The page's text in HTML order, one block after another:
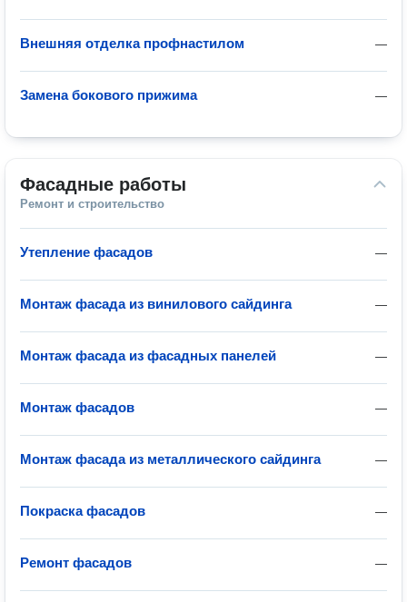
—
Внешняя отделка профнастилом
—
Замена бокового прижима
Фасадные работы
Ремонт и строительство
—
Утепление фасадов
—
Монтаж фасада из винилового сайдинга
—
Монтаж фасада из фасадных панелей
—
Монтаж фасадов
—
Монтаж фасада из металлического сайдинга
—
Покраска фасадов
—
Ремонт фасадов